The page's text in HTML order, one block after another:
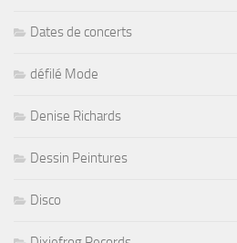
Dates de concerts
défilé Mode
Denise Richards
Dessin Peintures
Disco